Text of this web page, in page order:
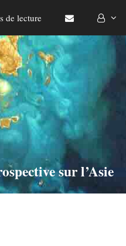
de lecture
sur l’Asie